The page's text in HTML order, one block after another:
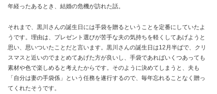
年経ったあるとき、結婚の危機が訪れた話。
それまで、黒川さんの誕生日には手袋を贈るということを定番にしていたよ
うです。理由は、プレゼント選びが苦手な夫の気持ちを軽くしてあげようと
思い、思いついたことだと言います。黒川さんの誕生日は12月半ばで、クリ
スマスと近いのでまとめてあげた方が良いし、手袋であればいくつあっても
素材や色で楽しめると考えたからです。そのように決めてしまうと、夫も
「自分は妻の手袋係」という任務を遂行するので、毎年忘れることなく贈っ
てくれたそうです。